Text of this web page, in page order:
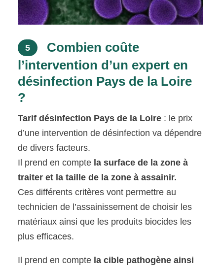
5
Combien coûte
l’intervention d’un expert en
désinfection Pays de la Loire
?
Tarif désinfection Pays de la Loire : le prix
d’une intervention de désinfection va dépendre
de divers facteurs.
Il prend en compte la surface de la zone à
traiter et la taille de la zone à assainir.
Ces différents critères vont permettre au
technicien de l’assainissement de choisir les
matériaux ainsi que les produits biocides les
plus efficaces.
Il prend en compte la cible pathogène ainsi